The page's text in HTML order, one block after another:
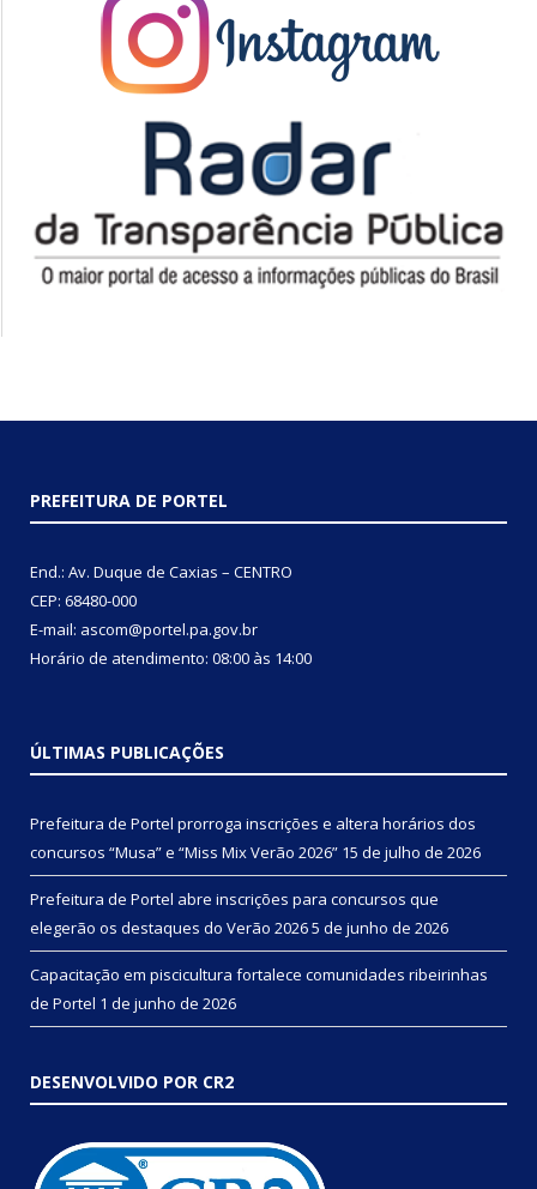
PREFEITURA DE PORTEL
End.: Av. Duque de Caxias – CENTRO
CEP: 68480-000
E-mail: ascom@portel.pa.gov.br
Horário de atendimento: 08:00 às 14:00
ÚLTIMAS PUBLICAÇÕES
Prefeitura de Portel prorroga inscrições e altera horários dos
concursos “Musa” e “Miss Mix Verão 2026” 15 de julho de 2026
Prefeitura de Portel abre inscrições para concursos que
elegerão os destaques do Verão 20265 de junho de 2026
Capacitação em piscicultura fortalece comunidades ribeirinhas
de Portel 1 de junho de 2026
DESENVOLVIDO POR CR2